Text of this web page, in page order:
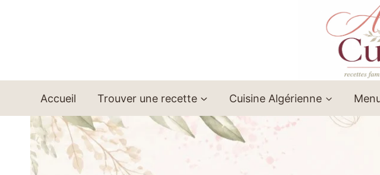
Accueil Trouver une recette Cuisine Algérienne